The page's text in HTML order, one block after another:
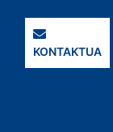
KONTAKTUA